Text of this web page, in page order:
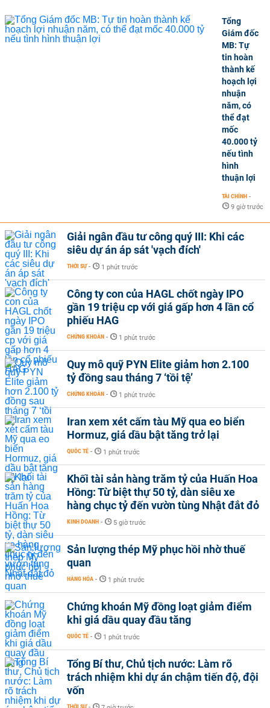
Tổng
Giám đốc
MB: Tự
tin hoàn
thành kế
hoạch lợi
nhuận
năm, có
thể đạt
mốc
40.000 tỷ
nếu tình
hình
thuận lợi
TÀI CHÍNH -
9 giờ trước
Giải ngân đầu tư công quý III: Khi các
siêu dự án áp sát 'vạch đích'
THỜI SỰ - 1 phút trước
Công ty con của HAGL chốt ngày IPO
gần 19 triệu cp với giá gấp hơn 4 lần cổ
phiếu HAG
CHỨNG KHOÁN - 1 phút trước
Quy mô quỹ PYN Elite giảm hơn 2.100
tỷ đồng sau tháng 7 ‘tồi tệ’
CHỨNG KHOÁN - 1 phút trước
Iran xem xét cấm tàu Mỹ qua eo biển
Hormuz, giá dầu bật tăng trở lại
QUỐC TẾ - 1 phút trước
Khối tài sản hàng trăm tỷ của Huấn Hoa
Hồng: Từ biệt thự 50 tỷ, dàn siêu xe
hàng chục tỷ đến vườn tùng Nhật đắt đỏ
KINH DOANH - 5 giờ trước
Sản lượng thép Mỹ phục hồi nhờ thuế
quan
HÀNG HÓA - 1 phút trước
Chứng khoán Mỹ đồng loạt giảm điểm
khi giá dầu quay đầu tăng
QUỐC TẾ - 1 phút trước
Tổng Bí thư, Chủ tịch nước: Làm rõ
trách nhiệm khi dự án chậm tiến độ, đội
vốn
THỜI SỰ